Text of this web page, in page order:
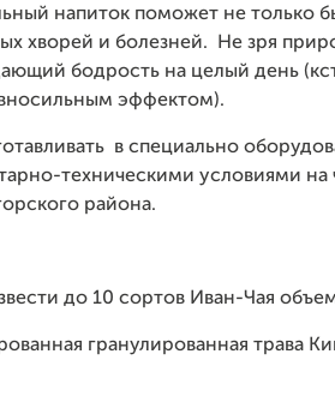
напиток поможет не только
хворей и болезней. Не зря
бодрость на целый день
эффектом).
в специально
техническими условиями на
района.
до 10 сортов Иван-Чая
гранулированная трава